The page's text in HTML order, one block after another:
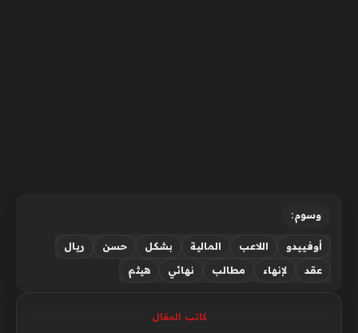
وسوم:
أوفييدو اللاعب المالية بشكل حسن
ريال
عقد
لإنهاء مطالب نهائي هيثم
كاتب المقال